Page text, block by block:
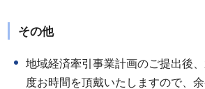
その他
地域経済牽引事業計画のご提出後
度お時間を頂戴いたしますので、